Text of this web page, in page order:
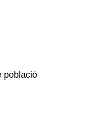
població